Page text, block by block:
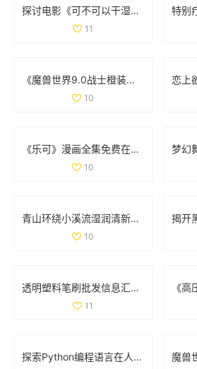
探讨电影《可不可以干湿》的简单处理方法与分析
11
《魔兽世界9.0战士橙装全攻略：助你无敌于艾泽拉斯》
10
《乐可》漫画全集免费在线阅读，畅享精彩剧情与精彩角色
10
青山环绕小溪流湿润清新无泥恼人的田园景象
10
透明塑料笔刷批发信息汇总及价格优惠来源分析
11
探索Python编程语言在人与动物行为模拟中的应用与实践